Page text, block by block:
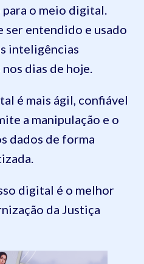
o meio digital.
ser entendido e usado
inteligências
dias de hoje.
é mais ágil, confiável
a manipulação e o
dados de forma
digital é o melhor
da Justiça